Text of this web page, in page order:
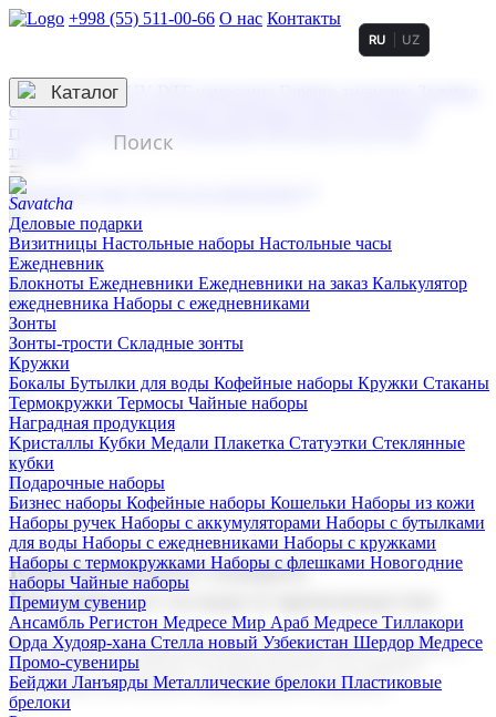
+998 (55) 511-00-66 О нас Контакты
3D гравировка
смолой (Doming)
гравировка твердая
тиснение
RU UZ
☰
Контакты
Каталог
Деловые подарки
Визитницы Настольные наборы Настольные часы
Ежедневник
Блокноты Ежедневники Ежедневники на заказ Калькулятор
ежедневника Наборы с ежедневниками
Зонты
Зонты-трости Складные зонты
Кружки
Бокалы Бутылки для воды Кофейные наборы Кружки Стаканы
Термокружки Термосы Чайные наборы
Наградная продукция
Kристаллы Кубки Медали Плакетка Статуэтки Стеклянные
кубки
Подарочные наборы
Бизнес наборы Кофейные наборы Кошельки Наборы из кожи
Наборы ручек Наборы с аккумуляторами Наборы с бутылками
для воды Наборы с ежедневниками Наборы с кружками
Наборы с термокружками Наборы с флешками Новогодние
наборы Чайные наборы
Премиум сувенир
Ансамбль Регистон Медресе Мир Араб Медресе Тиллакори
Орда Худояр-хана Стелла новый Узбекистан Шердор Медресе
Промо-сувениры
Бейджи Ланъярды Металлические брелоки Пластиковые
брелоки
Корпоративные подарки
Поставка со склада и производство
Мы предлагаем широкий выбор корпоративных подарков и
сувениров с логотипом. В нашем каталоге вы найдете
продукцию для бизнеса, мероприятия и клиентов.